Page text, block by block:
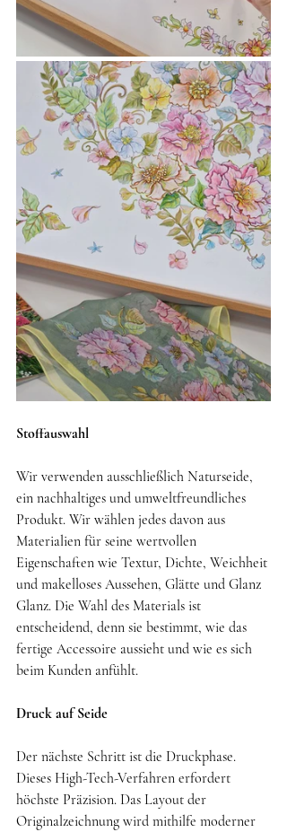
Stoffauswahl
Wir verwenden ausschließlich Naturseide,
ein nachhaltiges und umweltfreundliches
Produkt. Wir wählen jedes davon aus
Materialien für seine wertvollen
Eigenschaften wie Textur, Dichte, Weichheit
und makelloses Aussehen, Glätte und Glanz
Glanz. Die Wahl des Materials ist
entscheidend, denn sie bestimmt, wie das
fertige Accessoire aussieht und wie es sich
beim Kunden anfühlt.
Druck auf Seide
Der nächste Schritt ist die Druckphase.
Dieses High-Tech-Verfahren erfordert
höchste Präzision. Das Layout der
Originalzeichnung wird mithilfe moderner